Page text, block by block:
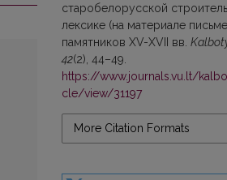
старобелорусской
лексике (на материале
памятников XV-XVII вв.
42(2), 44–49.
https://www.journals.vu.lt/
cle/view/31197
More Citation Formats